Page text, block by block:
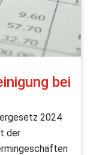
bei
2024
der